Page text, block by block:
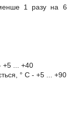
1 разу на 6
+5 ... +40
° С - +5 ... +90